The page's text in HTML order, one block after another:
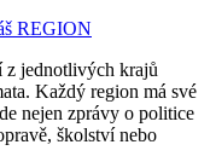
REGION
z jednotlivých krajů
Každý region má své
nejen zprávy o politice
školství nebo